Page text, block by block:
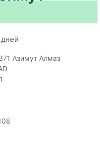
Азимут Алмаз